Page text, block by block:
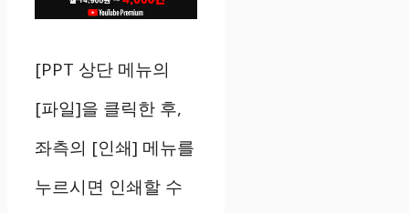
[PPT 상단 메뉴의
[파일]을 클릭한 후,
좌측의 [인쇄] 메뉴를
누르시면 인쇄할 수